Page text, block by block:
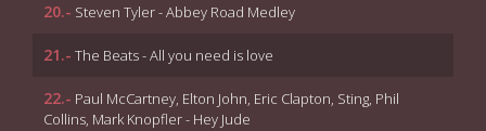
20.- Steven Tyler - Abbey Road Medley
21.- The Beats - All you need is love
22.- Paul McCartney, Elton John, Eric Clapton, Sting, Phil
Collins, Mark Knopfler - Hey Jude